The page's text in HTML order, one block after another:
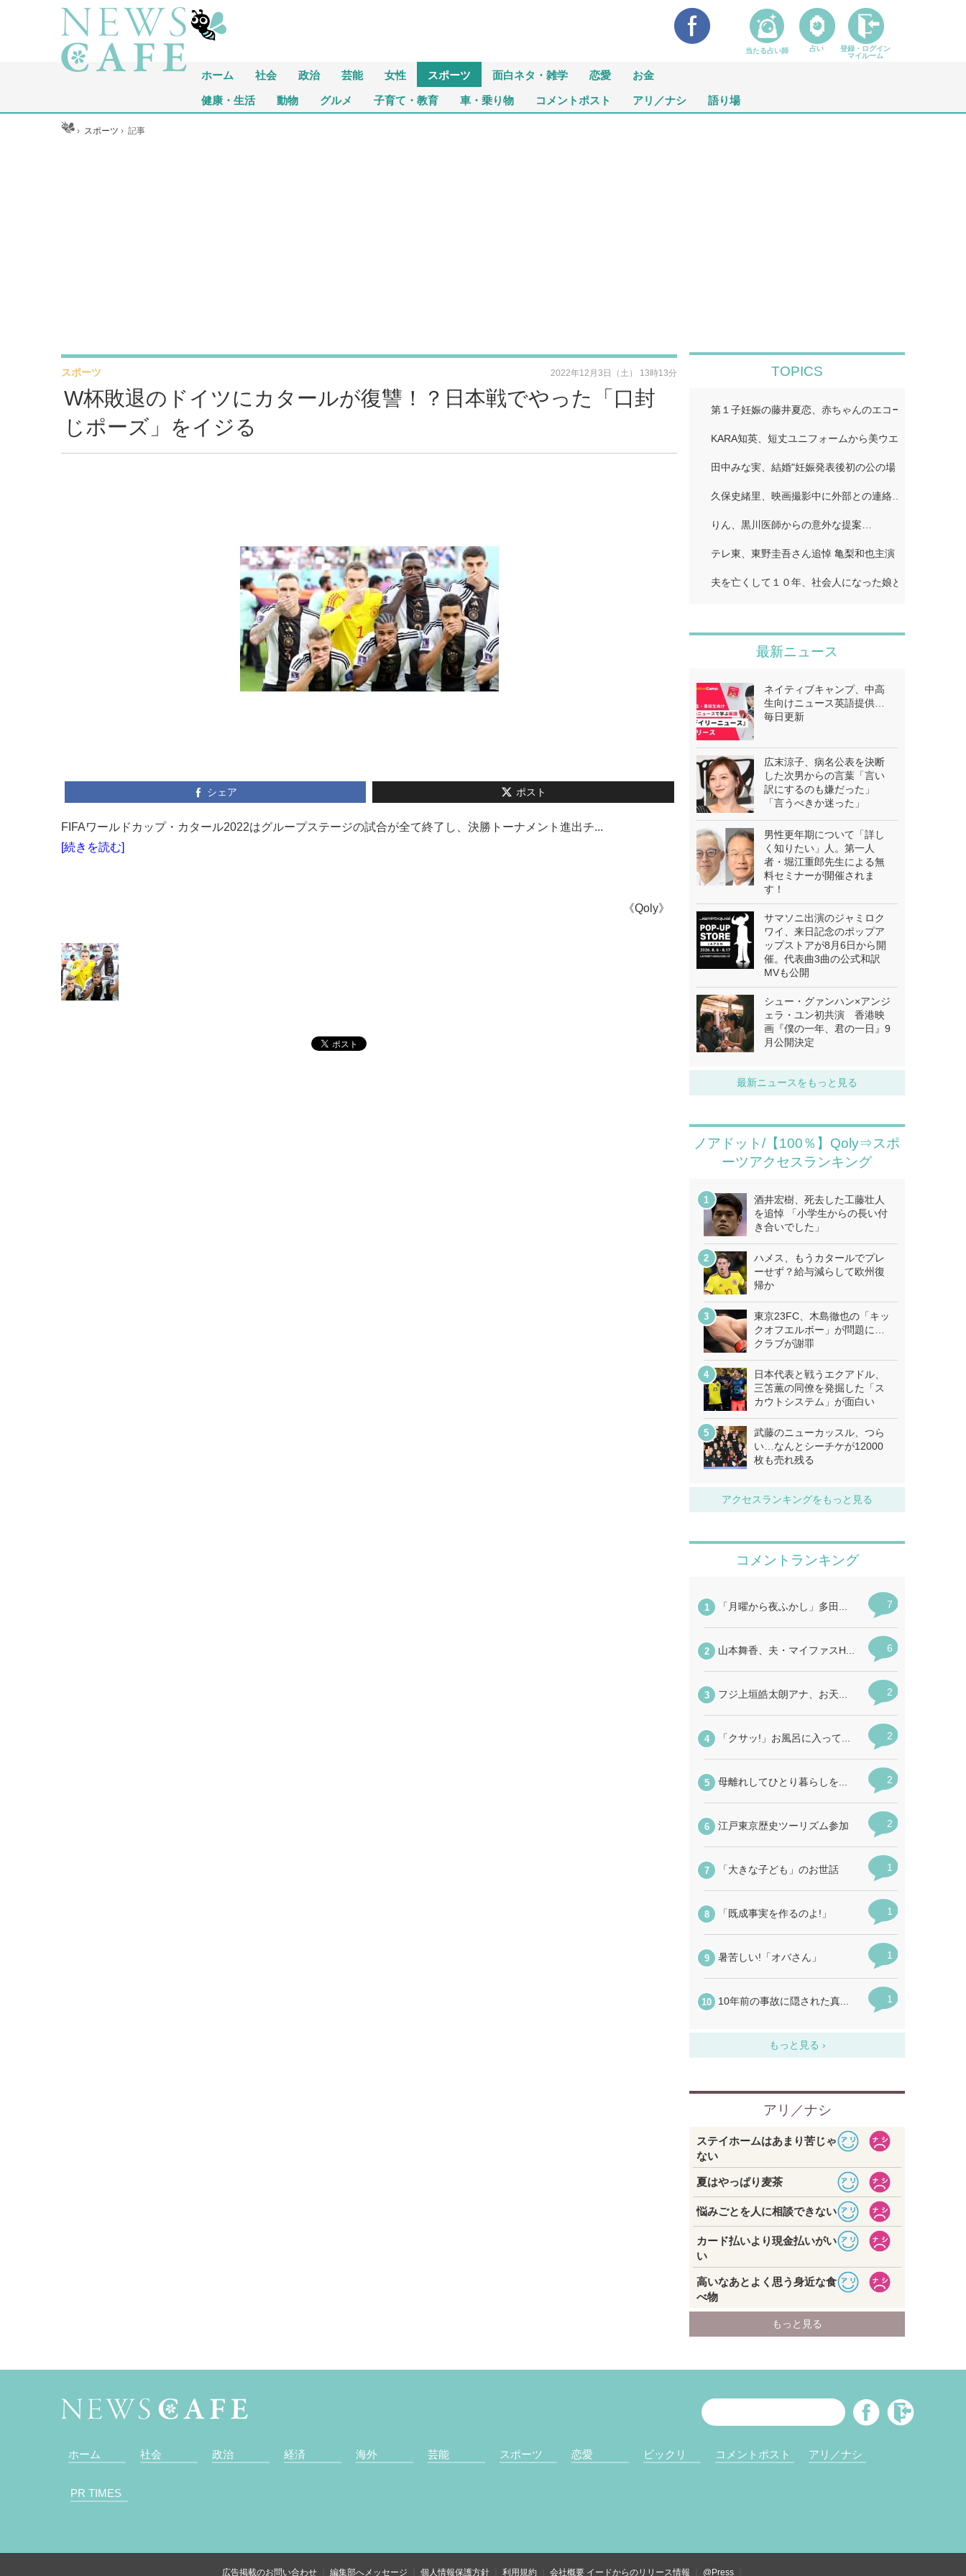
ホーム 社会 政治 芸能 女性 スポーツ 面白ネタ・雑学 恋愛 お金
健康・生活 動物 グルメ 子育て・教育 車・乗り物 コメントポスト アリ／ナシ 語り場
ホーム › スポーツ ›記事
W杯敗退のドイツにカタールが復讐！？日本戦でやった「口封
じポーズ」をイジる
スポーツ 2022年12月3日（土） 13時13分
シェア ポスト
FIFAワールドカップ・カタール2022はグループステージの試合が全て終了し、決勝トーナメント進出チ...
[続きを読む]
《Qoly》
TOPICS
第１子妊娠の藤井夏恋、赤ちゃんのエコー写真公開「
KARA知英、短丈ユニフォームから美ウエストちらり
田中みな実、結婚"妊娠発表後初の公の場 WEST.重岡
久保史緒里、映画撮影中に外部との連絡…
りん、黒川医師からの意外な提案…
テレ東、東野圭吾さん追悼 亀梨和也主演「東野圭吾 手
夫を亡くして１０年、社会人になった娘とふたり暮ら
最新ニュース
ネイティブキャンプ、中高
生向けニュース英語提供…
毎日更新
広末涼子、病名公表を決断
した次男からの言葉「言い
訳にするのも嫌だった」
「言うべきか迷った」
男性更年期について「詳し
く知りたい」人。第一人
者・堀江重郎先生による無
料セミナーが開催されま
す！
サマソニ出演のジャミロク
ワイ、来日記念のポップア
ップストアが8月6日から開
催。代表曲3曲の公式和訳
MVも公開
シュー・グァンハン×アンジ
ェラ・ユン初共演 香港映
画『僕の一年、君の一日』9
月公開決定
最新ニュースをもっと見る
ノアドット/【100％】Qoly⇒スポ
ーツアクセスランキング
酒井宏樹、死去した工藤壮人
を追悼 「小学生からの長い付
き合いでした」
ハメス、もうカタールでプレ
ーせず？給与減らして欧州復
帰か
東京23FC、木島徹也の「キッ
クオフエルボー」が問題に…
クラブが謝罪
日本代表と戦うエクアドル、
三笘薫の同僚を発掘した「ス
カウトシステム」が面白い
武藤のニューカッスル、つら
い…なんとシーチケが12000
枚も売れ残る
アクセスランキングをもっと見る
ホーム 社会 政治 経済 海外 芸能 スポーツ 恋愛 ビックリ コメントポスト アリ／ナシ
PR TIMES
広告掲載のお問い合わせ 編集部へメッセージ 個人情報保護方針 利用規約 会社概要 イードからのリリース情報 @Press
当たる占い師 占い
登録・ログイン
マイルーム